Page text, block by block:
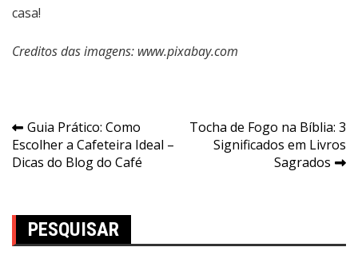
casa!
Creditos das imagens: www.pixabay.com
Navegação
de
Guia Prático: Como
Escolher a Cafeteira Ideal –
Dicas do Blog do Café
Tocha de Fogo na Bíblia: 3
Significados em Livros
Sagrados
PESQUISAR